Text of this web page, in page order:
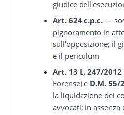
giudice
Art. 624 c.p.c. —
pignoramento in
sull'opposizione; il
e il periculum
Art. 13 L. 247/2012
Forense) e D.M. 55/
la liquidazione dei
avvocati; in